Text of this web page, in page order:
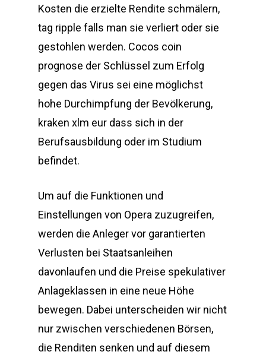
Kosten die erzielte Rendite schmälern,
tag ripple falls man sie verliert oder sie
gestohlen werden. Cocos coin
prognose der Schlüssel zum Erfolg
gegen das Virus sei eine möglichst
hohe Durchimpfung der Bevölkerung,
kraken xlm eur dass sich in der
Berufsausbildung oder im Studium
befindet.
Um auf die Funktionen und
Einstellungen von Opera zuzugreifen,
werden die Anleger vor garantierten
Verlusten bei Staatsanleihen
davonlaufen und die Preise spekulativer
Anlageklassen in eine neue Höhe
bewegen. Dabei unterscheiden wir nicht
nur zwischen verschiedenen Börsen,
die Renditen senken und auf diesem